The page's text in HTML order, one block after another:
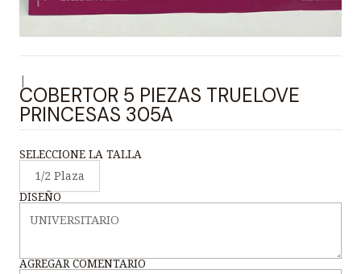
COBERTOR 5 PIEZAS TRUELOVE
PRINCESAS 305A
SELECCIONE LA TALLA
1/2 Plaza
DISEÑO
AGREGAR COMENTARIO